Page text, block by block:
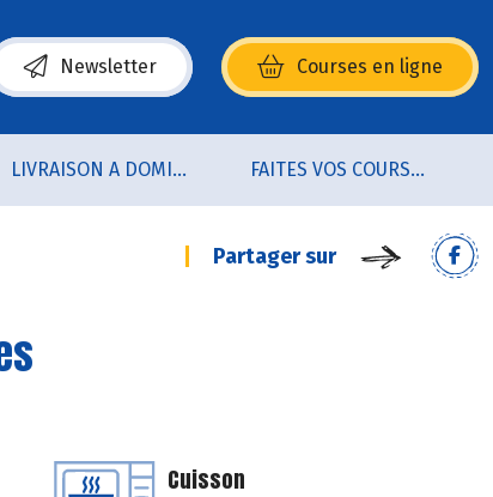
Newsletter Courses en ligne
dans une nouvelle fenêtre)
LIVRAISON A DOMICILE (sur notre click & collect) FAITES VOS COURSES EN LIGNE !
Partager sur
Cuisson